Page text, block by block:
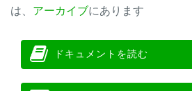
は、 アーカイブにあります
ドキュメントを読む